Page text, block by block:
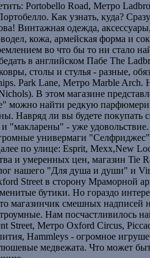
Portobello Road, Метро
Как узнать, куда?
Винтажная одежда,
кожа, армейская форма и
во что бы то ни стало
в английском Пабе The
столы и стулья - разные,
Park Lane, Метро Marble
В этом магазине
можно найти редкую
Навряд ли вы будете
"макларены" - уже
универмаги
по улице: Esprit, Mexx,New
и умеренных цен, магазин
нашего "Для душа и души" и
Street в сторону Мраморной
бутики. Но гораздо
магазинчик смешных надписей
Нам посчастливилось
Street, Метро Oxford Circus,
Hammleys - огромное
медвежата. Что может